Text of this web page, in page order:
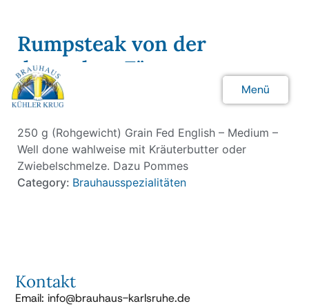
Menü
Rumpsteak von der
deutschen Färse
28.90 €
250 g (Rohgewicht) Grain Fed English – Medium –
Well done wahlweise mit Kräuterbutter oder
Zwiebelschmelze. Dazu Pommes
Category: Brauhausspezialitäten
Kontakt
Email: info@brauhaus-karlsruhe.de